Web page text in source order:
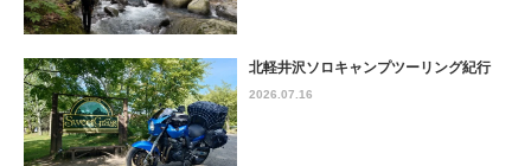
北軽井沢ソロキャンプツーリング紀行
2026.07.16